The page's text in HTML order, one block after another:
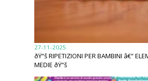
27-11-2025
ðŸ“š RIPETIZIONI PER BAMBINI â€“
MEDIE ðŸ“š